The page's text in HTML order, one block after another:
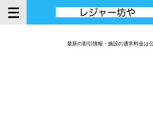
最新の割引情報・施設の通常料金は